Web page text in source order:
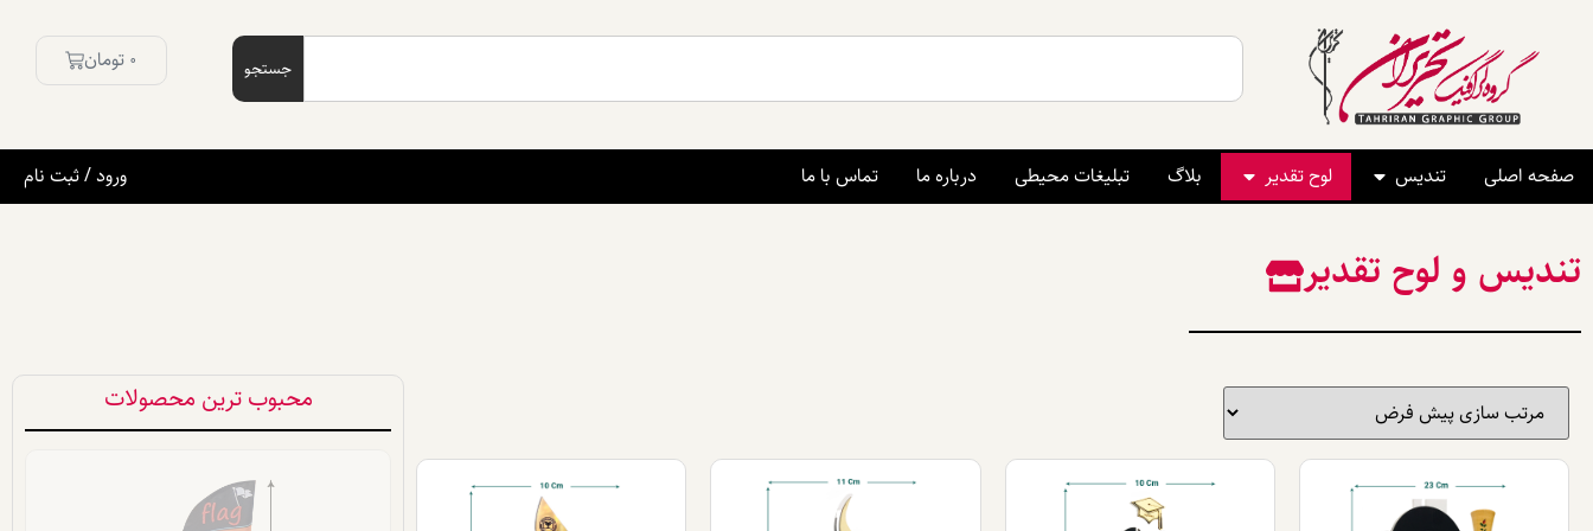
جستجو 0 تومان
صفحه اصلی تندیس لوح تقدیر بلاگ تبلیغات محیطی درباره ما تماس با ما ورود / ثبت نام
تندیس و لوح تقدیر
محبوب ترین محصولات